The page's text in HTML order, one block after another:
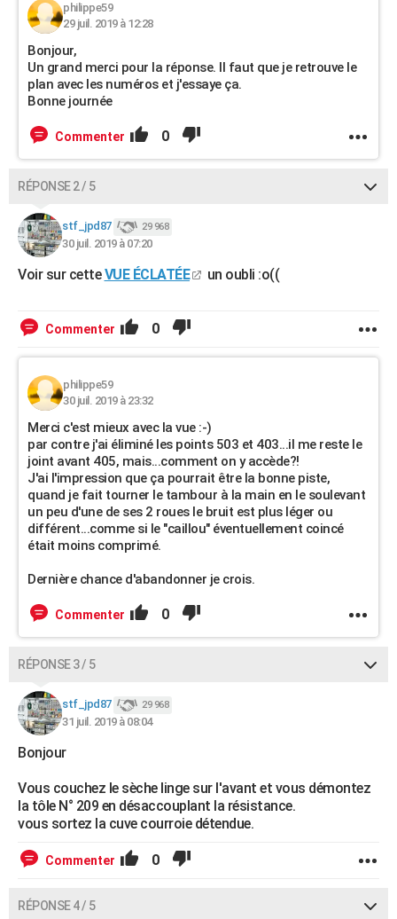
philippe59
29 juil. 2019 à 12:28
Bonjour,
Un grand merci pour la réponse. Il faut que je retrouve le
plan avec les numéros et j'essaye ça.
Bonne journée
Commenter 0
RÉPONSE 2 / 5
stf_jpd87 29 968
30 juil. 2019 à 07:20
Voir sur cetteVUE ÉCLATÉE un oubli :o((
Commenter 0
philippe59
30 juil. 2019 à 23:32
Merci c'est mieux avec la vue :-)
par contre j'ai éliminé les points 503 et 403...il me reste le
joint avant 405, mais...comment on y accède?!
J'ai l'impression que ça pourrait être la bonne piste,
quand je fait tourner le tambour à la main en le soulevant
un peu d'une de ses 2 roues le bruit est plus léger ou
différent...comme si le "caillou" éventuellement coincé
était moins comprimé.
Dernière chance d'abandonner je crois.
Commenter 0
RÉPONSE 3 / 5
stf_jpd87 29 968
31 juil. 2019 à 08:04
Bonjour
Vous couchez le sèche linge sur l'avant et vous démontez
la tôle N° 209 en désaccouplant la résistance.
vous sortez la cuve courroie détendue.
Commenter 0
RÉPONSE 4 / 5